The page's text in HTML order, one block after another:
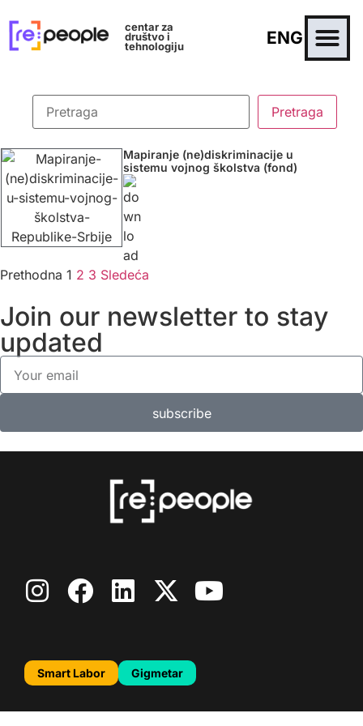
centar za
društvo i
tehnologiju ENG
Mapiranje (ne)diskriminacije u
sistemu vojnog školstva (fond)
Prethodna 1 2 3 Sledeća
Join our newsletter to stay
updated
subscribe
Smart Labor Gigmetar